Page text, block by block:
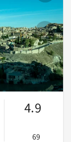
4.9
69